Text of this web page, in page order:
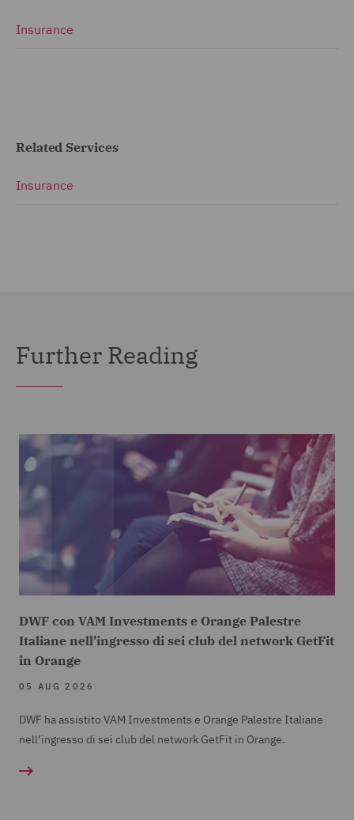
Insurance
Related Services
Insurance
Further Reading
DWF con VAM Investments e Orange Palestre
Italiane nell’ingresso di sei club del network GetFit
in Orange
05 AUG 2026
DWF ha assistito VAM Investments e Orange Palestre Italiane
nell’ingresso di sei club del network GetFit in Orange.